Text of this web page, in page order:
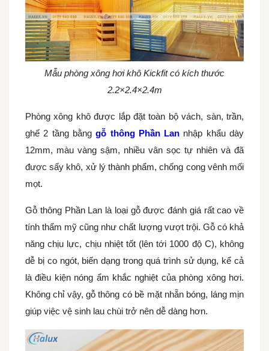
Mẫu phòng xông hơi khô Kickfit có kích thước
2.2×2.4×2.4m
Phòng xông khô được lắp đặt toàn bộ vách, sàn, trần,
ghế 2 tầng bằnggỗ thông Phần Lan nhập khẩudày
12mm, màu vàng sậm, nhiều vân sọc tự nhiên và đã
được sấy khô, xử lý thành phẩm, chống cong vênh mối
mọt.
Gỗ thông Phần Lan là loại gỗ được đánh giá rất cao về
tính thẩm mỹ cũng như chất lượng vượt trội. Gỗ có khả
năng chịu lực, chịu nhiệt tốt (lên tới 1000 độ C), không
dễ bị co ngót, biến dạng trong quá trình sử dụng, kể cả
là điều kiện nóng ẩm khắc nghiệt của phòng xông hơi.
Không chỉ vậy, gỗ thông có bề mặt nhẵn bóng, láng mịn
giúp việc vệ sinh lau chùi trở nên dễ dàng hơn.